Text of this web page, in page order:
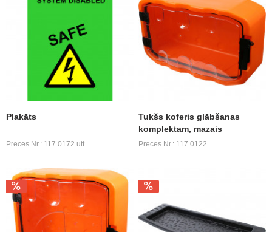
Plakāts
Preces Nr.: 117.0172 utt.
Tukšs koferis glābšanas
komplektam, mazais
Preces Nr.: 117.0122